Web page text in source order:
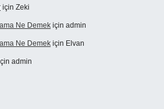
için Zeki
Ne Demek için admin
Ne Demek için Elvan
admin